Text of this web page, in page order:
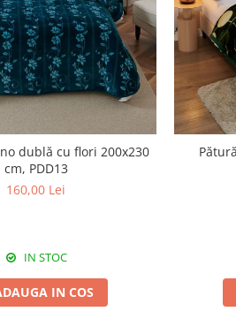
dublă cu flori 200x230
cm, PDD13
160,00 Lei
IN STOC
IN COS